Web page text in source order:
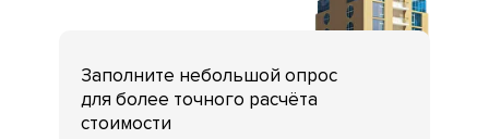
Заполните небольшой опрос
для более точного расчёта
стоимости